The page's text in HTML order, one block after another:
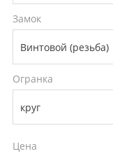
Замок
Огранка
Цена